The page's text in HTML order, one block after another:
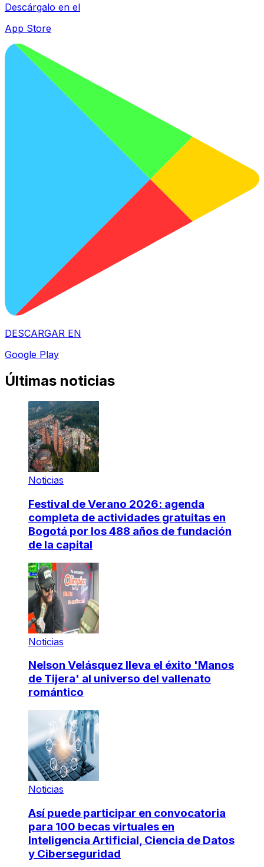
Descárgalo en el
App Store
DESCARGAR EN
Google Play
Últimas noticias
Noticias
Festival de Verano 2026: agenda
completa de actividades gratuitas en
Bogotá por los 488 años de fundación
de la capital
Noticias
Nelson Velásquez lleva el éxito 'Manos
de Tijera' al universo del vallenato
romántico
Noticias
Así puede participar en convocatoria
para 100 becas virtuales en
Inteligencia Artificial, Ciencia de Datos
y Ciberseguridad